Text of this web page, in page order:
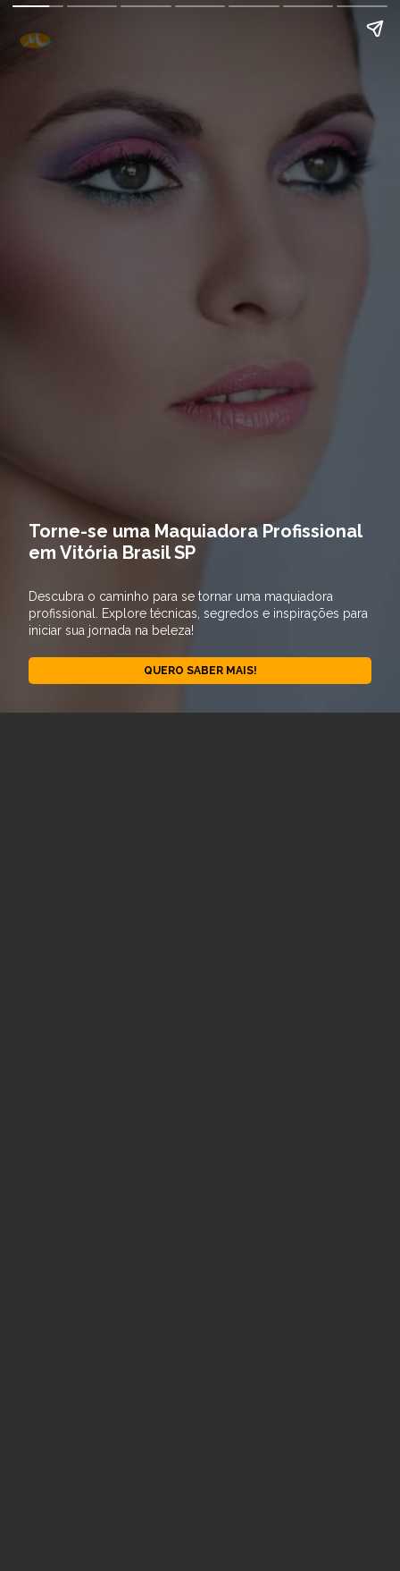
Torne-se uma Maquiadora Profissional
em Vitória Brasil SP
Descubra o caminho para se tornar uma maquiadora
profissional. Explore técnicas, segredos e inspirações para
iniciar sua jornada na beleza!
QUERO SABER MAIS!